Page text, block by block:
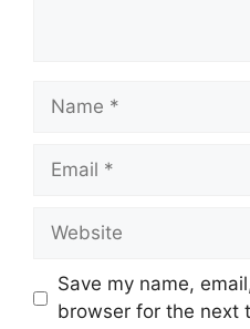
Name
Email
Website
Save my name,
browser for the next